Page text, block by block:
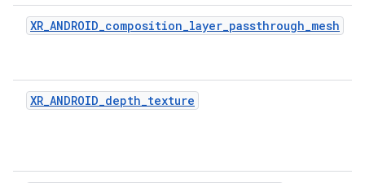
XR_ANDROID_composition_layer_passthrough_mesh
XR_ANDROID_depth_texture